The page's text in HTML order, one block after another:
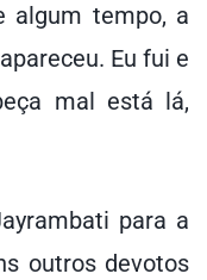
algum tempo, a
Eu fui e
mal está lá,
para a
outros devotos